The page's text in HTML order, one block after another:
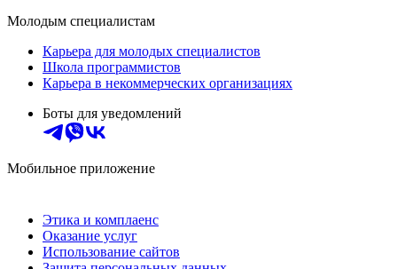
Молодым специалистам
Карьера для молодых специалистов
Школа программистов
Карьера в некоммерческих организациях
Боты для уведомлений
Мобильное приложение
Этика и комплаенс
Оказание услуг
Использование сайтов